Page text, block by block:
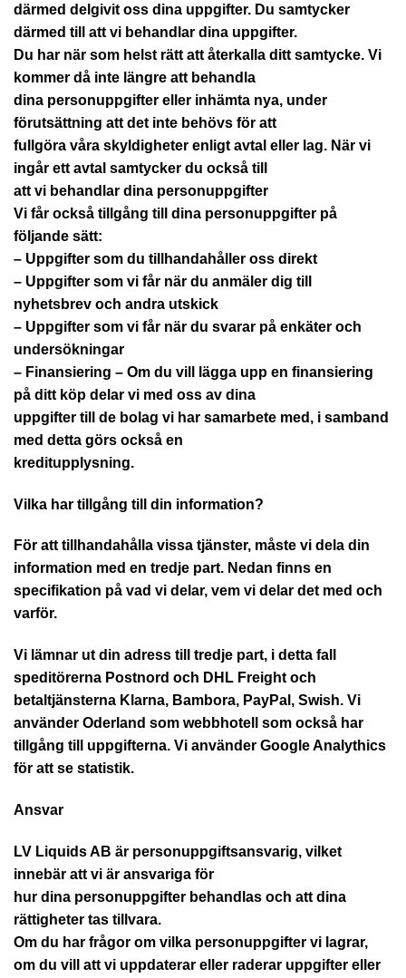
därmed delgivit oss dina uppgifter. Du samtycker
därmed till att vi behandlar dina uppgifter.
Du har när som helst rätt att återkalla ditt samtycke. Vi
kommer då inte längre att behandla
dina personuppgifter eller inhämta nya, under
förutsättning att det inte behövs för att
fullgöra våra skyldigheter enligt avtal eller lag. När vi
ingår ett avtal samtycker du också till
att vi behandlar dina personuppgifter
Vi får också tillgång till dina personuppgifter på
följande sätt:
– Uppgifter som du tillhandahåller oss direkt
– Uppgifter som vi får när du anmäler dig till
nyhetsbrev och andra utskick
– Uppgifter som vi får när du svarar på enkäter och
undersökningar
– Finansiering – Om du vill lägga upp en finansiering
på ditt köp delar vi med oss av dina
uppgifter till de bolag vi har samarbete med, i samband
med detta görs också en
kreditupplysning.
Vilka har tillgång till din information?
För att tillhandahålla vissa tjänster, måste vi dela din
information med en tredje part. Nedan finns en
specifikation på vad vi delar, vem vi delar det med och
varför.
Vi lämnar ut din adress till tredje part, i detta fall
speditörerna Postnord och DHL Freight och
betaltjänsterna Klarna, Bambora, PayPal, Swish. Vi
använder Oderland som webbhotell som också har
tillgång till uppgifterna. Vi använder Google Analythics
för att se statistik.
Ansvar
LV Liquids AB är personuppgiftsansvarig, vilket
innebär att vi är ansvariga för
hur dina personuppgifter behandlas och att dina
rättigheter tas tillvara.
Om du har frågor om vilka personuppgifter vi lagrar,
om du vill att vi uppdaterar eller raderar uppgifter eller